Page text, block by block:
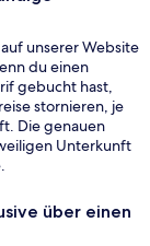
unserer Website
du einen
gebucht hast,
stornieren, je
Die genauen
Unterkunft
über einen